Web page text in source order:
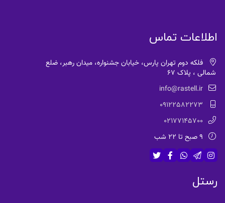
اطلاعات تماس
فلکه دوم تهران پارس، خیابان جشنواره، میدان رهبر، ضلع
شمالی ، پلاک 67
info@rastell.ir
09122582273
02177145700
9 صبح تا 22 شب
رستل